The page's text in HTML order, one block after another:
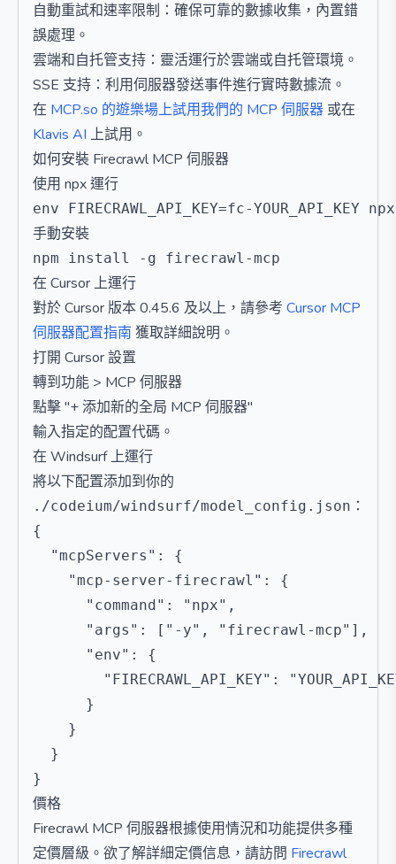
自動重試和速率限制：確保可靠的數據收集，內置錯
誤處理。
雲端和自托管支持：靈活運行於雲端或自托管環境。
SSE 支持：利用伺服器發送事件進行實時數據流。
在 MCP.so 的遊樂場上試用我們的 MCP 伺服器 或在
Klavis AI 上試用。
如何安裝 Firecrawl MCP 伺服器
使用 npx 運行
手動安裝
在 Cursor 上運行
對於 Cursor 版本 0.45.6 及以上，請參考 Cursor MCP
伺服器配置指南 獲取詳細說明。
打開 Cursor 設置
轉到功能 > MCP 伺服器
點擊 "+ 添加新的全局 MCP 伺服器"
輸入指定的配置代碼。
在 Windsurf 上運行
將以下配置添加到你的
./codeium/windsurf/model_config.json ：
{
  "mcpServers": {
    "mcp-server-firecrawl": {
      "command": "npx",
      "args": ["-y", "firecrawl-mcp"],
      "env": {
"FIRECRAWL_API_KEY":
      }
    }
  }
價格
Firecrawl MCP 伺服器根據使用情況和功能提供多種
定價層級。欲了解詳細定價信息，請訪問 Firecrawl